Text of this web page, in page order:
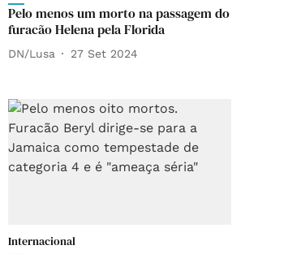
Pelo menos um morto na passagem do
furacão Helena pela Florida
DN/Lusa 27 Set 2024
Internacional